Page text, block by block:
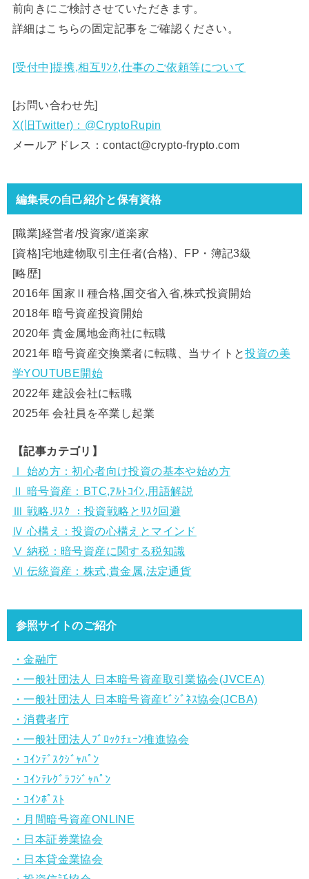
前向きにご検討させていただきます。
詳細はこちらの固定記事をご確認ください。
[受付中]提携,相互ﾘﾝｸ,仕事のご依頼等について
[お問い合わせ先]
X(旧Twitter)：@CryptoRupin
メールアドレス：contact@crypto-frypto.com
編集長の自己紹介と保有資格
[職業]経営者/投資家/道楽家
[資格]宅地建物取引主任者(合格)、FP・簿記3級
[略歴]
2016年 国家Ⅱ種合格,国交省入省,株式投資開始
2018年 暗号資産投資開始
2020年 貴金属地金商社に転職
2021年 暗号資産交換業者に転職、当サイトと投資の美
学YOUTUBE開始
2022年 建設会社に転職
2025年 会社員を卒業し起業
【記事カテゴリ】
Ⅰ 始め方：初心者向け投資の基本や始め方
Ⅱ 暗号資産：BTC,ｱﾙﾄｺｲﾝ,用語解説
Ⅲ 戦略.ﾘｽｸ ：投資戦略とﾘｽｸ回避
Ⅳ 心構え：投資の心構えとマインド
Ⅴ 納税：暗号資産に関する税知識
Ⅵ 伝統資産：株式,貴金属,法定通貨
参照サイトのご紹介
・金融庁
・一般社団法人 日本暗号資産取引業協会(JVCEA)
・一般社団法人 日本暗号資産ﾋﾞｼﾞﾈｽ協会(JCBA)
・消費者庁
・一般社団法人ﾌﾞﾛｯｸﾁｪｰﾝ推進協会
・ｺｲﾝﾃﾞｽｸｼﾞｬﾊﾟﾝ
・ｺｲﾝﾃﾚｸﾞﾗﾌｼﾞｬﾊﾟﾝ
・ｺｲﾝﾎﾟｽﾄ
・月間暗号資産ONLINE
・日本証券業協会
・日本貸金業協会